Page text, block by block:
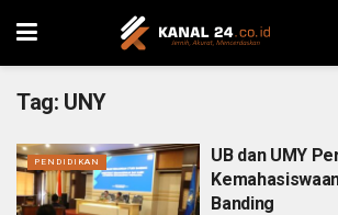
Tag: UNY
PENDIDIKAN
UB dan UMY
Banding